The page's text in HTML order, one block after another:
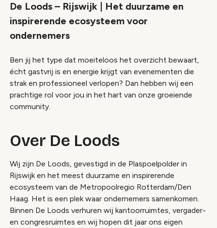
De Loods – Rijswijk | Het duurzame en
inspirerende ecosysteem voor
ondernemers
Ben jij het type dat moeiteloos het overzicht bewaart,
écht gastvrij is en energie krijgt van evenementen die
strak en professioneel verlopen? Dan hebben wij een
prachtige rol voor jou in het hart van onze groeiende
community.
Over De Loods
Wij zijn De Loods, gevestigd in de Plaspoelpolder in
Rijswijk en het meest duurzame en inspirerende
ecosysteem van de Metropoolregio Rotterdam/Den
Haag. Het is een plek waar ondernemers samenkomen.
Binnen De Loods verhuren wij kantoorruimtes, vergader-
en congresruimtes en wij hopen dit jaar ons eigen